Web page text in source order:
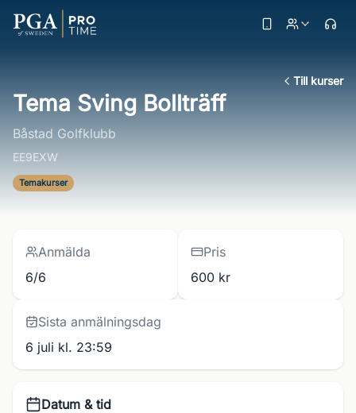
Till kurser
Tema Sving Bollträff
Båstad Golfklubb
EE9EXW
Temakurser
Anmälda
6/6
Pris
600 kr
Sista anmälningsdag
6 juli kl. 23:59
Datum & tid